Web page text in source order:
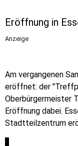
Eröffnung in
Anzeige
Am vergangenen
eröffnet: der
Oberbürgermeister
Eröffnung dabei.
Stadtteilzentrum